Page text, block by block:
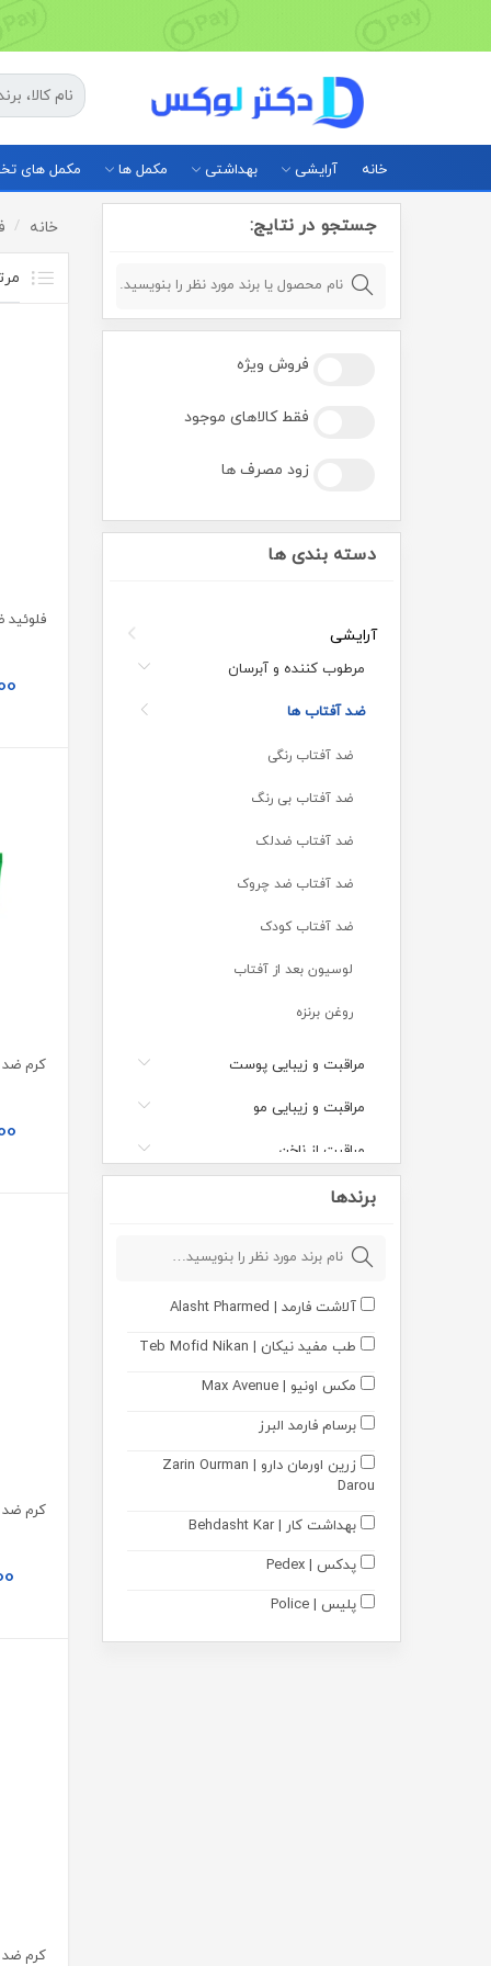
خانه آرایشی بهداشتی مکمل ها مکمل های
جستجو در نتایج:
فروش ویژه
فقط کالاهای موجود
زود مصرف ها
دسته بندی ها
آرایشی
مرطوب کننده و آبرسان
ضد آفتاب ها
ضد آفتاب رنگی
ضد آفتاب بی رنگ
ضد آفتاب ضدلک
ضد آفتاب ضد چروک
ضد آفتاب کودک
لوسیون بعد از آفتاب
روغن برنزه
مراقبت و زیبایی پوست
مراقبت و زیبایی مو
مراقبت از ناخن
چشم مژه ابرو
بهداشتی
مکمل ها
مکمل های تخصصی
برندها
آلاشت فارمد | Alasht Pharmed
طب مفید نیکان | Teb Mofid Nikan
مکس اونیو | Max Avenue
برسام فارمد البرز
زرین اورمان دارو | Zarin Ourman
Darou
بهداشت کار | Behdasht Kar
پدکس | Pedex
پلیس | Police
فورمی | 4Me
خانه